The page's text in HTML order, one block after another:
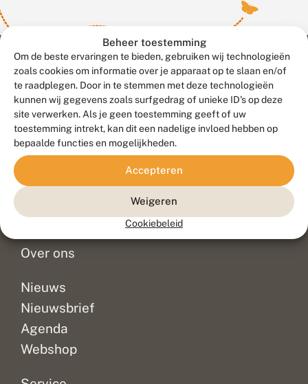
Beheer toestemming
Om de beste ervaringen te bieden, gebruiken wij technologieën
zoals cookies om informatie over je apparaat op te slaan en/of
te raadplegen. Door in te stemmen met deze technologieën
kunnen wij gegevens zoals surfgedrag of unieke ID's op deze
site verwerken. Als je geen toestemming geeft of uw
toestemming intrekt, kan dit een nadelige invloed hebben op
bepaalde functies en mogelijkheden.
Accepteren
Weigeren
Cookiebeleid
Contact
Veelgestelde vragen
Doneer
Over ons
Nieuws
Nieuwsbrief
Agenda
Webshop
Meld waarnemingen© 2026 Vlinderstichting
Duurzaam ontwikkeld door
Go2People
, ontworpen door
Blue Field Agency
Privacy
Disclaimer
Sitemap